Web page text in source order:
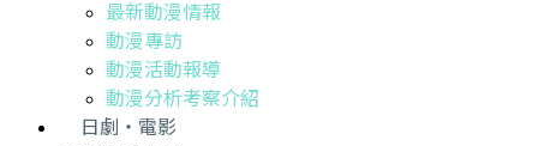
最新動漫情報
動漫專訪
動漫活動報導
動漫分析考察介紹
日劇・電影